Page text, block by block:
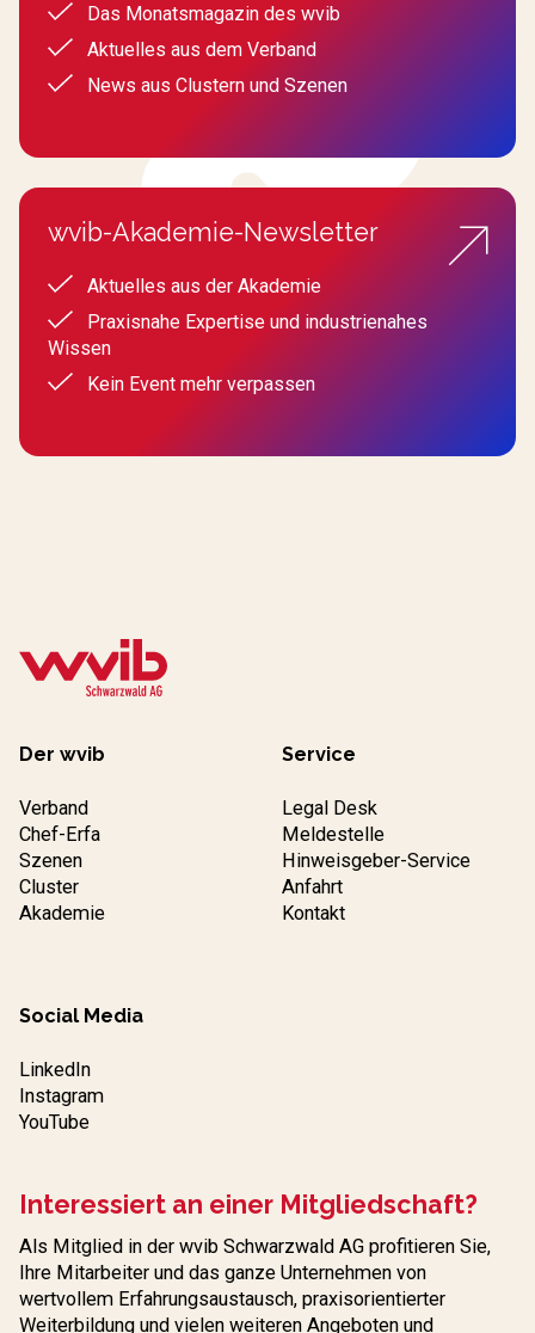
Das Monatsmagazin des wvib
Aktuelles aus dem Verband
News aus Clustern und Szenen
wvib-Akademie-Newsletter
Aktuelles aus der Akademie
Praxisnahe Expertise und industrienahes
Wissen
Kein Event mehr verpassen
Der wvib
Verband
Chef-Erfa
Szenen
Cluster
Akademie
Service
Legal Desk
Meldestelle
Hinweisgeber-Service
Anfahrt
Kontakt
Social Media
LinkedIn
Instagram
YouTube
Interessiert an einer Mitgliedschaft?
Als Mitglied in der wvib Schwarzwald AG profitieren Sie,
Ihre Mitarbeiter und das ganze Unternehmen von
wertvollem Erfahrungs­austausch, praxisorientierter
Weiterbildung und vielen weiteren Angeboten und